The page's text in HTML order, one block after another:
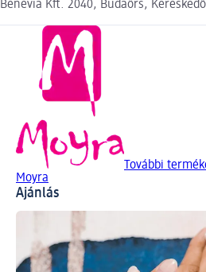
Benevia Kft. 2040, Budaörs,
További
Moyra
Ajánlás